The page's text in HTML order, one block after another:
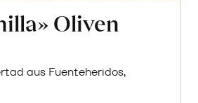
Oliven
aus Fuenteheridos,